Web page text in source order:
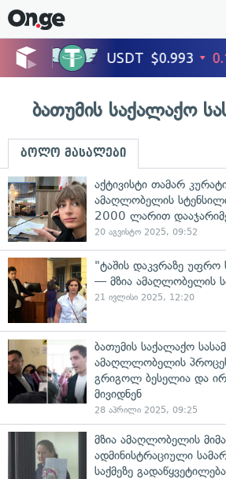
ბათუმის საქალაქო
ბოლო მასალები
აქტივისტი თამარ
ამაღლობელის
2000 ლარით
20 აგვისტო 2025, 09:52
"ტაშის დაკვრაზე უფრო
— მზია ამაღლობელის
21 ივლისი 2025, 12:20
ბათუმის საქალაქო
ამაღლლობელის
გრიგოლ ბესელია და
მივიდნენ
28 აპრილი 2025, 09:25
მზია ამაღლობელის
ადმინისტრაციული
საქმეზე